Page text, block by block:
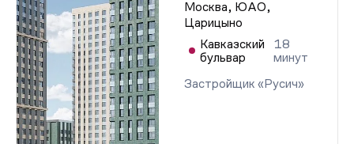
Москва, ЮАО,
Царицыно
Кавказский
бульвар
18
минут
Застройщик «Русич»